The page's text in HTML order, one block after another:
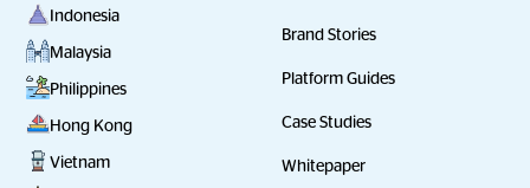
Indonesia
Malaysia
Philippines
Hong Kong
Vietnam
Brand Stories
Platform Guides
Case Studies
Whitepaper